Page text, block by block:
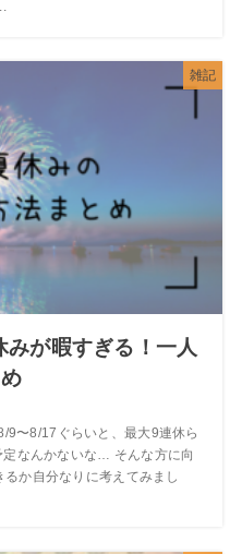
雑記
みが暇すぎる！一人
9〜8/17ぐらいと、最大9連休ら
なんかないな… そんな方に向
か自分なりに考えてみまし